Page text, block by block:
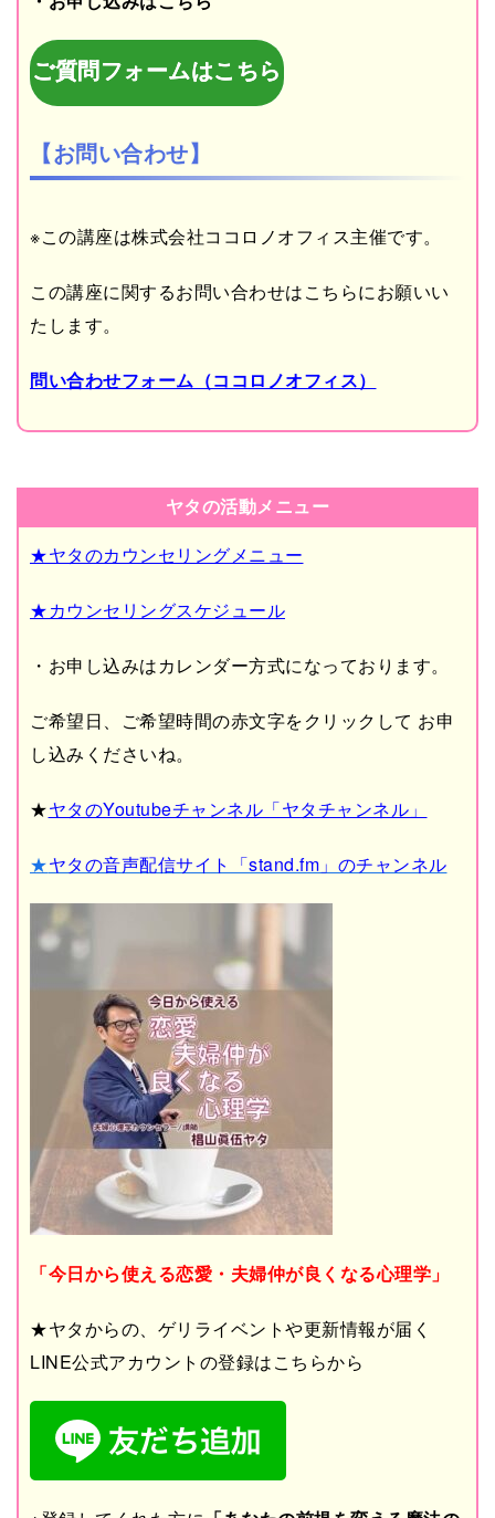
ご質問フォームはこちら
【お問い合わせ】
※この講座は株式会社ココロノオフィス主催です。
この講座に関するお問い合わせはこちらにお願いい
たします。
問い合わせフォーム（ココロノオフィス）
ヤタの活動メニュー
★ヤタのカウンセリングメニュー
★カウンセリングスケジュール
・お申し込みはカレンダー方式になっております。
ご希望日、ご希望時間の赤文字をクリックして お申
し込みくださいね。
★ヤタのYoutubeチャンネル「ヤタチャンネル」
★ヤタの音声配信サイト「stand.fm」のチャンネル
「今日から使える恋愛・夫婦仲が良くなる心理学」
★ヤタからの、ゲリライベントや更新情報が届く
LINE公式アカウントの登録はこちらから